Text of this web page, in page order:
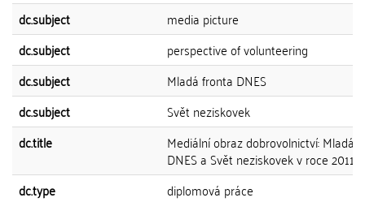
dc.subject
media picture
dc.subject
perspective of volunteering
dc.subject
Mladá fronta DNES
dc.subject
Svět neziskovek
dc.title
Mediální obraz dobrovolnictví: Mladá
DNES a Svět neziskovek v roce 2011
dc.type
diplomová práce